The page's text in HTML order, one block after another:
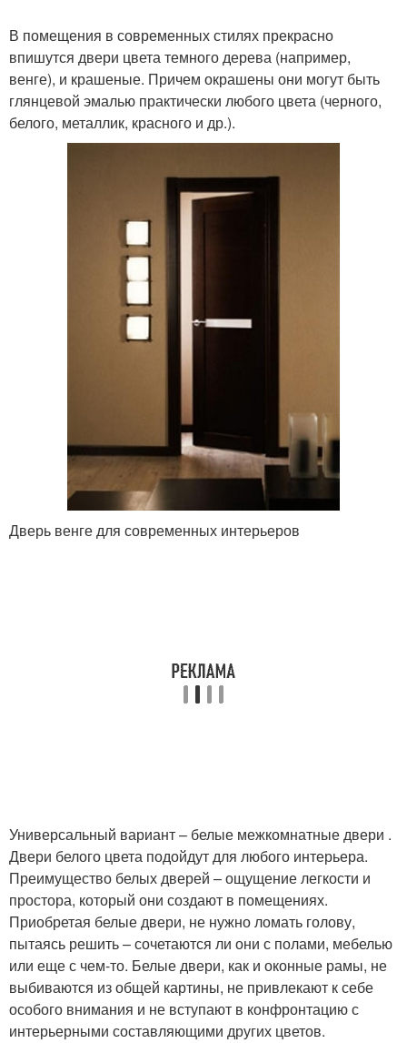
В помещения в современных стилях прекрасно
впишутся двери цвета темного дерева (например,
венге), и крашеные. Причем окрашены они могут быть
глянцевой эмалью практически любого цвета (черного,
белого, металлик, красного и др.).
Дверь венге для современных интерьеров
Универсальный вариант – белые межкомнатные двери .
Двери белого цвета подойдут для любого интерьера.
Преимущество белых дверей – ощущение легкости и
простора, который они создают в помещениях.
Приобретая белые двери, не нужно ломать голову,
пытаясь решить – сочетаются ли они с полами, мебелью
или еще с чем-то. Белые двери, как и оконные рамы, не
выбиваются из общей картины, не привлекают к себе
особого внимания и не вступают в конфронтацию с
интерьерными составляющими других цветов.